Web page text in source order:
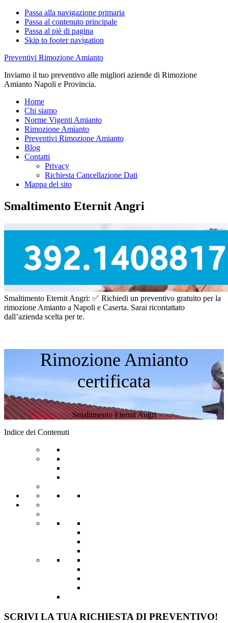
Passa alla navigazione primaria
Passa al contenuto principale
Passa al piè di pagina
Skip to footer navigation
Preventivi Rimozione Amianto
Inviamo il tuo preventivo alle migliori aziende di Rimozione
Amianto Napoli e Provincia.
Home
Chi siamo
Norme Vigenti Amianto
Rimozione Amianto
Preventivi Rimozione Amianto
Blog
Contatti
Privacy
Richiesta Cancellazione Dati
Mappa del sito
Smaltimento Eternit Angri
Smaltimento Eternit Angri: ✅ Richiedi un preventivo gratuito per la
rimozione Amianto a Napoli e Caserta. Sarai ricontattato
dall’azienda scelta per te.
Rimozione Amianto
certificata
Smaltimento Eternit Angri
Indice dei Contenuti
SCRIVI LA TUA RICHIESTA DI PREVENTIVO!